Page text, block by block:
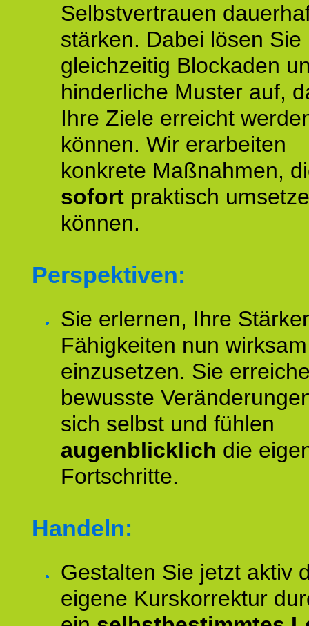
Selbstvertrauen
stärken. Dabei lösen Sie
gleichzeitig Blockaden
hinderliche Muster auf,
Ihre Ziele erreicht
können. Wir erarbeiten
konkrete Maßnahmen,
sofort praktisch
können.
Perspektiven:
Sie erlernen, Ihre
Fähigkeiten nun wirksam
einzusetzen. Sie
bewusste
sich selbst und fühlen
augenblicklich die
Fortschritte.
Handeln:
Gestalten Sie jetzt aktiv
eigene Kurskorrektur